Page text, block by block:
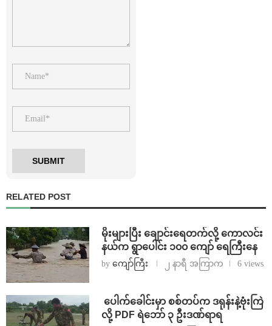
RELATED POST
⁨မိုးများပြီး ချောင်းရေတက်လို့ ကောလင်း
နယ်က ရွာပေါင်း ၁၀၀ ကျော် ရေကြီးနေ
by ကျော်ကြီး ၂ နာရီ အကြာက 6 views
⁩ ⁨ပေါက်ခေါင်းမှာ စစ်တပ်က ဒရုန်းနဲ့ဗုံးကြဲ
လို့ PDF ရဲဘော် ၃ ဦးဒဏ်ရာရ